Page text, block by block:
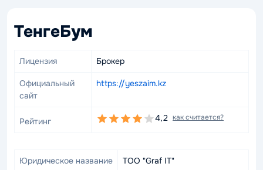
ТенгеБум
Лицензия Брокер
Официальный
сайт
https://yeszaim.kz
Рейтинг 4,2 как считается?
Юридическое название ТОО "Graf IT"